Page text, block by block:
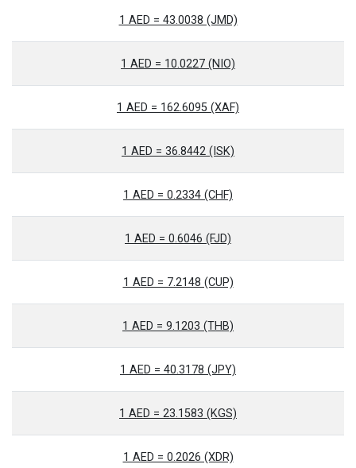
1 AED = 43.0038 (JMD)
1 AED = 10.0227 (NIO)
1 AED = 162.6095 (XAF)
1 AED = 36.8442 (ISK)
1 AED = 0.2334 (CHF)
1 AED = 0.6046 (FJD)
1 AED = 7.2148 (CUP)
1 AED = 9.1203 (THB)
1 AED = 40.3178 (JPY)
1 AED = 23.1583 (KGS)
1 AED = 0.2026 (XDR)